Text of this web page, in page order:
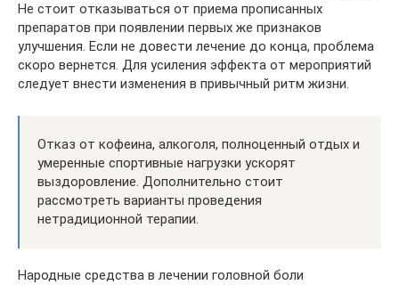
Не стоит отказываться от приема прописанных
препаратов при появлении первых же признаков
улучшения. Если не довести лечение до конца, проблема
скоро вернется. Для усиления эффекта от мероприятий
следует внести изменения в привычный ритм жизни.
Отказ от кофеина, алкоголя, полноценный отдых и
умеренные спортивные нагрузки ускорят
выздоровление. Дополнительно стоит
рассмотреть варианты проведения
нетрадиционной терапии.
Народные средства в лечении головной боли